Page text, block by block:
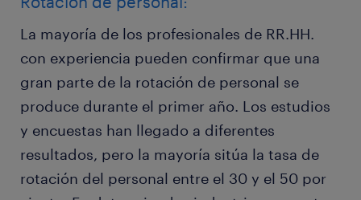
La mayoría de los profesionales de RR.HH.
con experiencia pueden confirmar que una
gran parte de la rotación de personal se
produce durante el primer año. Los estudios
y encuestas han llegado a diferentes
resultados, pero la mayoría sitúa la tasa de
rotación del personal entre el 30 y el 50 por